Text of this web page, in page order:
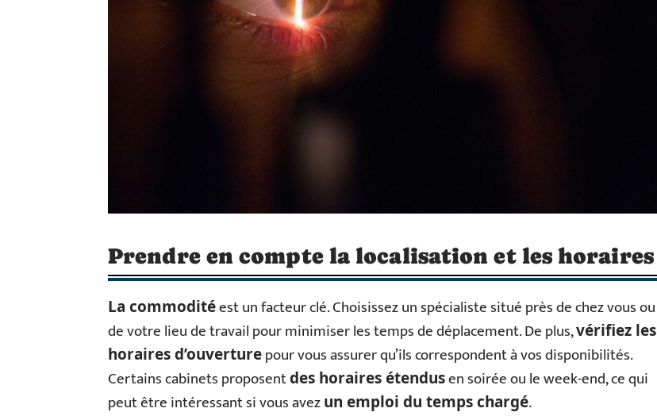
Prendre en compte la localisation et les horaires
La commoditéest un facteur clé. Choisissez un spécialiste situé près de chez vous ou
de votre lieu de travail pour minimiser les temps de déplacement. De plus,vérifiez les
horaires d’ouverturepour vous assurer qu’ils correspondent à vos disponibilités.
Certains cabinets proposentdes horaires étendusen soirée ou le week-end, ce qui
peut être intéressant si vous avezun emploi du temps chargé.